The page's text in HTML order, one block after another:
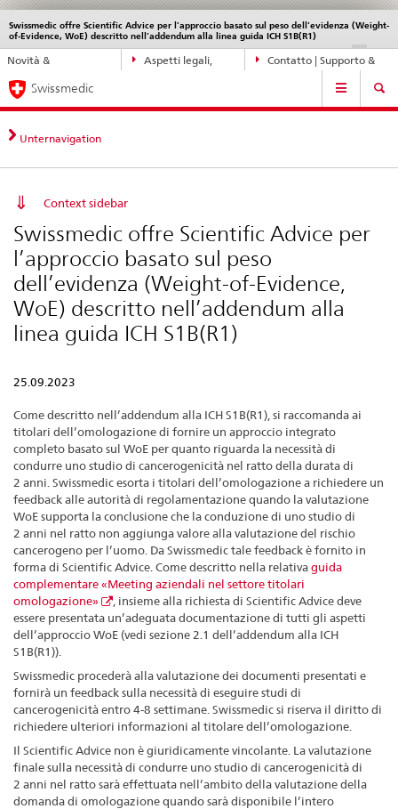
Navigazione
diretta:
novità,
aspetti
legali,
contatto
Novità &
Aspetti legali,
Contatto | Supporto &
Swissmedic offre Scientific Advice per l’approccio basato sul peso dell’evidenza (Weight-
of-Evidence, WoE) descritto nell’addendum alla linea guida ICH S1B(R1)
DE IT
Service
navigation
Navigation
Swissmedic
Unternavigation
Context sidebar
Swissmedic offre Scientific Advice per
l’approccio basato sul peso
dell’evidenza (Weight-of-Evidence,
WoE) descritto nell’addendum alla
linea guida ICH S1B(R1)
25.09.2023
Come descritto nell’addendum alla ICH S1B(R1), si raccomanda ai
titolari dell’omologazione di fornire un approccio integrato
completo basato sul WoE per quanto riguarda la necessità di
condurre uno studio di cancerogenicità nel ratto della durata di
2 anni. Swissmedic esorta i titolari dell’omologazione a richiedere un
feedback alle autorità di regolamentazione quando la valutazione
WoE supporta la conclusione che la conduzione di uno studio di
2 anni nel ratto non aggiunga valore alla valutazione del rischio
cancerogeno per l’uomo. Da Swissmedic tale feedback è fornito in
forma di Scientific Advice. Come descritto nella relativaguida
complementare «Meeting aziendali nel settore titolari
omologazione»
, insieme alla richiesta di Scientific Advice deve
essere presentata un’adeguata documentazione di tutti gli aspetti
dell’approccio WoE (vedi sezione 2.1 dell’addendum alla ICH
S1B(R1)).
Swissmedic procederà alla valutazione dei documenti presentati e
fornirà un feedback sulla necessità di eseguire studi di
cancerogenicità entro 4-8 settimane. Swissmedic si riserva il diritto di
richiedere ulteriori informazioni al titolare dell’omologazione.
Il Scientific Advice non è giuridicamente vincolante. La valutazione
finale sulla necessità di condurre uno studio di cancerogenicità di
2 anni nel ratto sarà effettuata nell’ambito della valutazione della
domanda di omologazione quando sarà disponibile l’intero